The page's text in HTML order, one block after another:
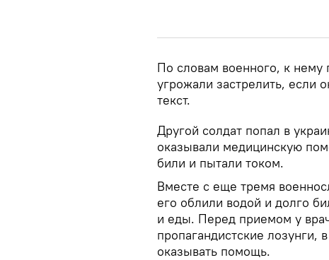
По словам военного, к
угрожали застрелить, если
текст.
Другой солдат попал в
оказывали медицинскую
били и пытали током.
Вместе с еще тремя
его облили водой и долго
и еды. Перед приемом у
пропагандистские лозунги,
оказывать помощь.